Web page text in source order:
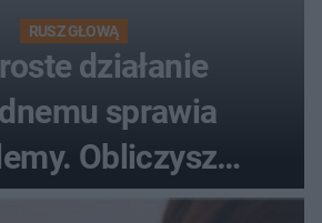
RUSZ GŁOWĄ
działanie
sprawia
Obliczysz
ile to jest